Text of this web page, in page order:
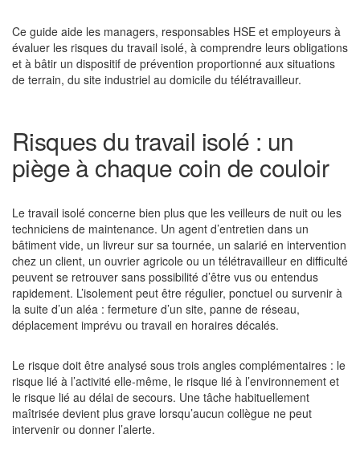
Ce guide aide les managers, responsables HSE et employeurs à
évaluer les risques du travail isolé, à comprendre leurs obligations
et à bâtir un dispositif de prévention proportionné aux situations
de terrain, du site industriel au domicile du télétravailleur.
Risques du travail isolé : un
piège à chaque coin de couloir
Le travail isolé concerne bien plus que les veilleurs de nuit ou les
techniciens de maintenance. Un agent d’entretien dans un
bâtiment vide, un livreur sur sa tournée, un salarié en intervention
chez un client, un ouvrier agricole ou un télétravailleur en difficulté
peuvent se retrouver sans possibilité d’être vus ou entendus
rapidement. L’isolement peut être régulier, ponctuel ou survenir à
la suite d’un aléa : fermeture d’un site, panne de réseau,
déplacement imprévu ou travail en horaires décalés.
Le risque doit être analysé sous trois angles complémentaires : le
risque lié à l’activité elle-même, le risque lié à l’environnement et
le risque lié au délai de secours. Une tâche habituellement
maîtrisée devient plus grave lorsqu’aucun collègue ne peut
intervenir ou donner l’alerte.